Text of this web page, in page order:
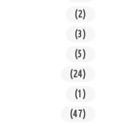
(2)
(3)
(5)
(24)
(1)
(47)